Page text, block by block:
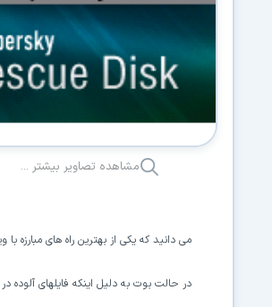
مشاهده تصاویر بیشتر ...
می دانید که یکی از بهترین راه های
در حالت بوت به دلیل اینکه فایلهای آلوده